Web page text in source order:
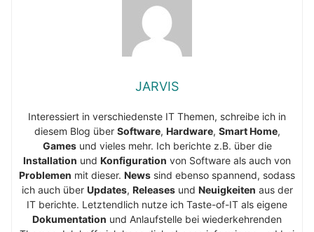
JARVIS
Interessiert in verschiedenste IT Themen, schreibe ich in
diesem Blog über Software, Hardware, Smart Home,
Gamesund vieles mehr. Ich berichte z.B. über die
Installation und Konfiguration von Software als auch von
Problemen mit dieser. News sind ebenso spannend, sodass
ich auch über Updates, Releasesund Neuigkeiten aus der
IT berichte. Letztendlich nutze ich Taste-of-IT als eigene
Dokumentation und Anlaufstelle bei wiederkehrenden